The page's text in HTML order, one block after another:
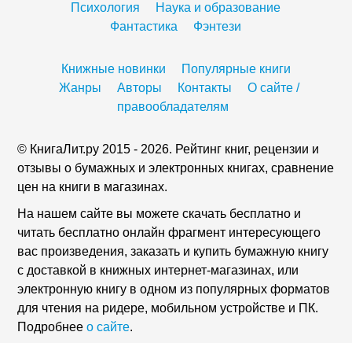
Психология
Наука и образование
Фантастика
Фэнтези
Книжные новинки
Популярные книги
Жанры
Авторы Контакты
О сайте /
правообладателям
© КнигаЛит.ру 2015 - 2026. Рейтинг книг, рецензии и
отзывы о бумажных и электронных книгах, сравнение
цен на книги в магазинах.
На нашем сайте вы можете скачать бесплатно и
читать бесплатно онлайн фрагмент интересующего
вас произведения, заказать и купить бумажную книгу
с доставкой в книжных интернет-магазинах, или
электронную книгу в одном из популярных форматов
для чтения на ридере, мобильном устройстве и ПК.
Подробнеео сайте.